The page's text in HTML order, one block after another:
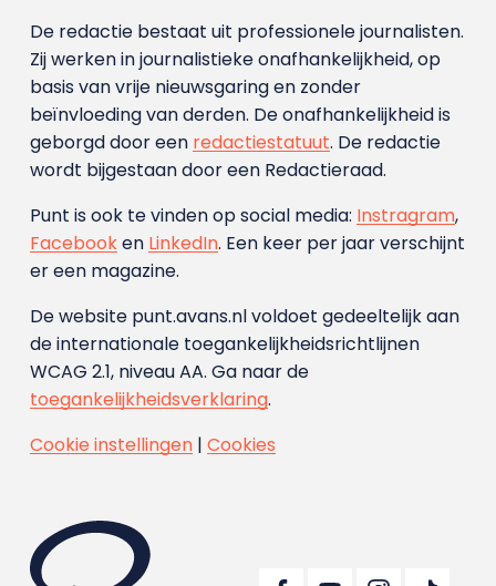
De redactie bestaat uit professionele journalisten.
Zij werken in journalistieke onafhankelijkheid, op
basis van vrije nieuwsgaring en zonder
beïnvloeding van derden. De onafhankelijkheid is
geborgd door een redactiestatuut. De redactie
wordt bijgestaan door een Redactieraad.
Punt is ook te vinden op social media: Instragram,
Facebooken LinkedIn. Een keer per jaar verschijnt
er een magazine.
De website punt.avans.nl voldoet gedeeltelijk aan
de internationale toegankelijkheidsrichtlijnen
WCAG 2.1, niveau AA. Ga naar de
toegankelijkheidsverklaring.
Cookie instellingen| Cookies